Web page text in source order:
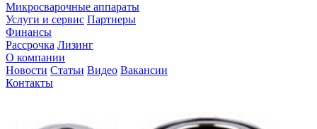
Микросварочные аппараты
Услуги и сервис Партнеры
Финансы
Рассрочка Лизинг
О компании
Новости Статьи Видео Вакансии
Контакты